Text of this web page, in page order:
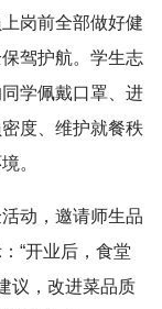
岗前全部做好健
驾护航。学生志
学佩戴口罩、进
度、维护就餐秩
。
动，邀请师生品
“开业后，食堂
议，改进菜品质